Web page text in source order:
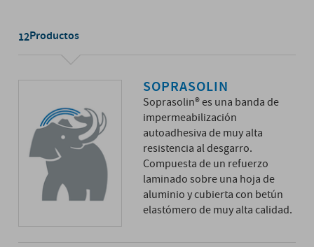
12Productos
SOPRASOLIN
Soprasolin® es una banda de
impermeabilización
autoadhesiva de muy alta
resistencia al desgarro.
Compuesta de un refuerzo
laminado sobre una hoja de
aluminio y cubierta con betún
elastómero de muy alta calidad.